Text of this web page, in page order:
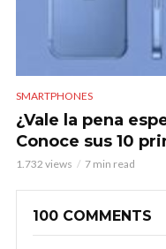
SMARTPHONES
¿Vale la pena
Conoce sus 10
1.732 views 7 min read
100 COMMENTS